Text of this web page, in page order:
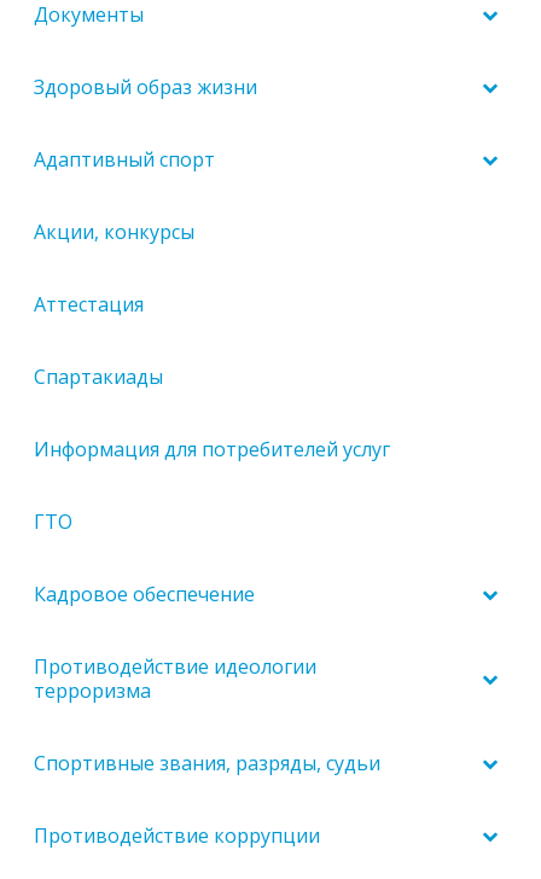
Документы
Здоровый образ жизни
Адаптивный спорт
Акции, конкурсы
Аттестация
Спартакиады
Информация для потребителей услуг
ГТО
Кадровое обеспечение
Противодействие идеологии
терроризма
Спортивные звания, разряды, судьи
Противодействие коррупции